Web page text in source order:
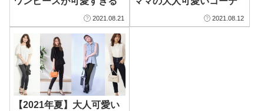
2021.08.21 2021.08.12
【2021年夏】大人可愛い